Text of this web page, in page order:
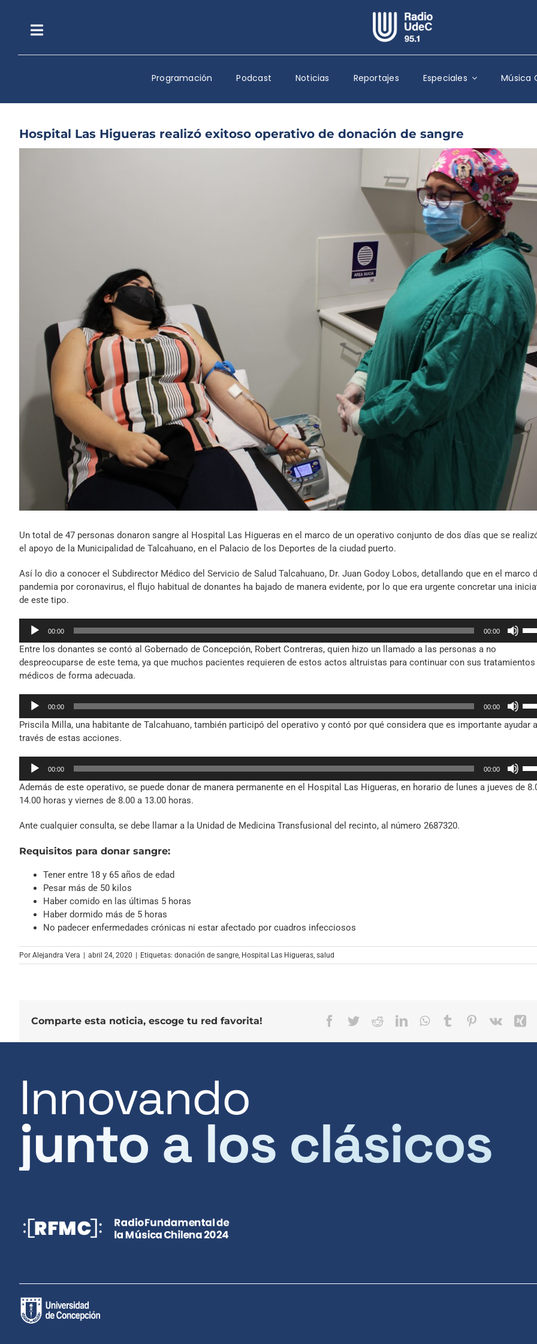
contenidoToggle
Navigation
Escuchar Radio UdeC en vivo
Quiénes Somos
Programación
Podcast
Reportajes
Columnas
Música Clásica
Especiales
Archivo Sonoro
Programación Podcast Noticias Reportajes Especiales Música
Hospital Las Higueras realizó exitoso operativo de donación de sangre
Un total de 47 personas donaron sangre al Hospital Las Higueras en el marco de un operativo conjunto de dos días que se
el apoyo de la Municipalidad de Talcahuano, en el Palacio de los Deportes de la ciudad puerto.
Así lo dio a conocer el Subdirector Médico del Servicio de Salud Talcahuano, Dr. Juan Godoy Lobos, detallando que en el marco
pandemia por coronavirus, el flujo habitual de donantes ha bajado de manera evidente, por lo que era urgente concretar una
de este tipo.
Reproductor
audio
00:00 00:00
de
o
el
Entre los donantes se contó al Gobernado de Concepción, Robert Contreras, quien hizo un llamado a las personas a no
despreocuparse de este tema, ya que muchos pacientes requieren de estos actos altruistas para continuar con sus tratamientos
médicos de forma adecuada.
Reproductor
audio
00:00 00:00
Priscila Milla, una habitante de Talcahuano, también participó del operativo y contó por qué considera que es importante ayudar a
través de estas acciones.
Reproductor
audio
00:00 00:00
Además de este operativo, se puede donar de manera permanente en el Hospital Las Higueras, en horario de lunes a jueves de
14.00 horas y viernes de 8.00 a 13.00 horas.
Ante cualquier consulta, se debe llamar a la Unidad de Medicina Transfusional del recinto, al número 2687320.
Requisitos para donar sangre:
Tener entre 18 y 65 años de edad
Pesar más de 50 kilos
Haber comido en las últimas 5 horas
Haber dormido más de 5 horas
No padecer enfermedades crónicas ni estar afectado por cuadros infecciosos
Por Alejandra Vera abril 24, 2020 Etiquetas: donación de sangre, Hospital Las Higueras, salud
Comparte esta noticia, escoge tu red favorita! Facebook
TwitterRedditLinkedInWhatsApp
TumblrPinterest
Vk
Innovando
junto a los clásicos